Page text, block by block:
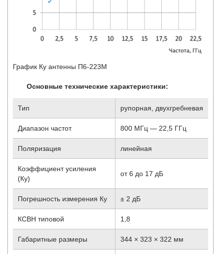
График Ку антенны П6-223М
Основные технические характеристики:
Тип рупорная, двухгребневая
Диапазон частот 800 МГц — 22,5 ГГц
Поляризация линейная
Коэффициент усиления
(Ку)
от 6 до 17 дБ
Погрешность измерения Ку ± 2 дБ
КСВН типовой 1,8
Габаритные размеры 344 × 323 × 322 мм